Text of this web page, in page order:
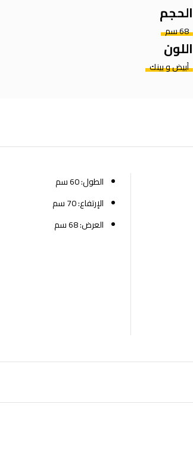
الحجم
68 سم
اللون
أبيض و بينك
الطول: 60 سم
الإرتفاع: 70 سم
العرض: 68 سم